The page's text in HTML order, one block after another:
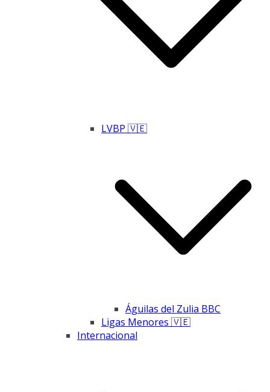
LVBP 🇻🇪
Águilas del Zulia BBC
Ligas Menores 🇻🇪
Internacional